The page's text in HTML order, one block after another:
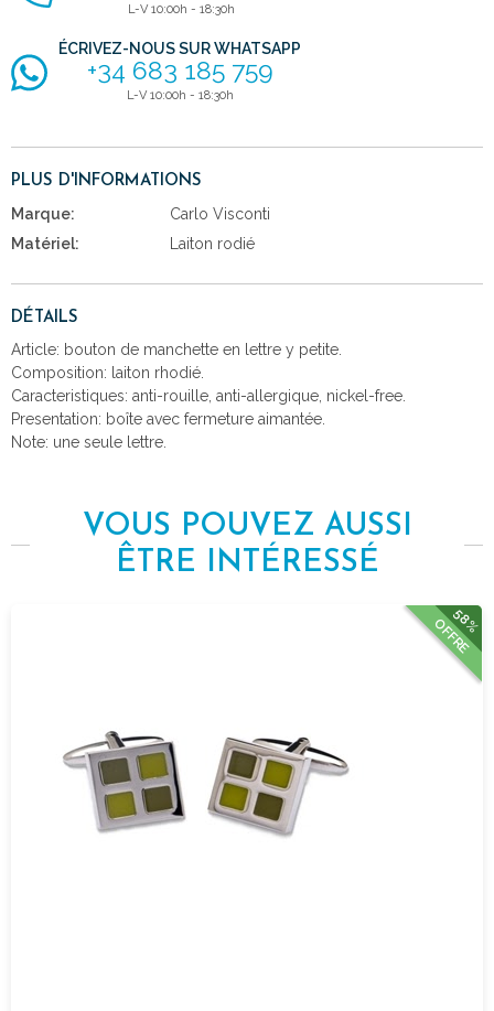
L-V 10:00h - 18:30h
ÉCRIVEZ-NOUS SUR WHATSAPP
+34 683 185 759
L-V 10:00h - 18:30h
PLUS D'INFORMATIONS
Marque:
Carlo Visconti
Matériel:
Laiton rodié
DÉTAILS
Article: bouton de manchette en lettre y petite.
Composition: laiton rhodié.
Caracteristiques: anti-rouille, anti-allergique, nickel-free.
Presentation: boîte avec fermeture aimantée.
Note: une seule lettre.
VOUS POUVEZ AUSSI
ÊTRE INTÉRESSÉ
58%
OFFRE